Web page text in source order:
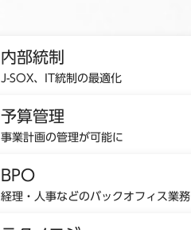
内部統制
J-SOX、IT統制の最適化
予算管理
事業計画の管理が可能に
BPO
経理・人事などのバックオフィス業務